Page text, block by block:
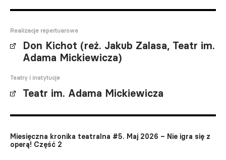
Realizacje repertuarowe
Don Kichot (reż. Jakub Zalasa, Teatr im.
Adama Mickiewicza)
Teatry i instytucje
Teatr im. Adama Mickiewicza
Miesięczna kronika teatralna #5. Maj 2026 – Nie igra się z
operą! Część 2